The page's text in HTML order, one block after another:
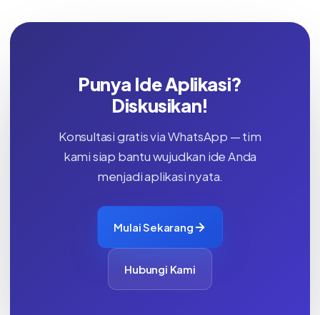
Punya Ide Aplikasi?
Diskusikan!
Konsultasi gratis via WhatsApp — tim
kami siap bantu wujudkan ide Anda
menjadi aplikasi nyata.
Mulai Sekarang
Hubungi Kami